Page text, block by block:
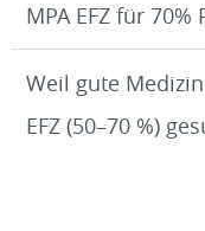
MPA EFZ für
Weil gute
EFZ (50–70 %)